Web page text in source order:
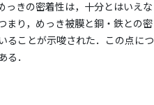
っきの密着性は，十分とはいえな
まり，めっき被膜と銅・鉄との密
ることが示唆された．この点につ
．